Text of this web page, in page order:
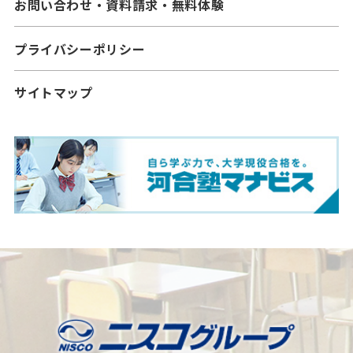
お問い合わせ・資料請求・無料体験
プライバシーポリシー
サイトマップ